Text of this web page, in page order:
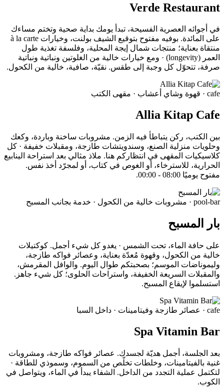
Verde Restaurant
في أجوائه العصرية الفسيحة، تبدأ يومك بداية صحية وتختم مساءك
على المائدة. بوفيه مفتوح بتوقيع الشيف بولنت، وخيارات à la carte
منتقاة بعناية؛ منتجات شمال إيجة المحلية، وفلسفة تغذية طول
العمر (longevity) · ومع خيارات خالية من الغلوتين ونباتية ونباتية
صرفة، تتحوّل كل وجبة إلى طقس. نقيّة، صافية، خالية من الكحول.
cafe · قهوة وشاي أعشاب · مقهى الكتب
Allia Kitap Cafe
بين الكتب، ركن يتباطأ فيه الزمن. مشروبات ساخنة وباردة، وكعك
وحلويات منزلية الصنع، وسندويتشات طازجة، ومقبلات خفيفة · كل
كلاسيكيات المقهى في انتظاركم هنا. ملاذ مثالي بعد استراحة الينابيع
الحرارية، للاسترخاء، أو الغوص في كتاب، أو لمجرّد أخذ نفس.
مفتوح يوميًا 08:00 - 00:00.
pool-bar · مشروبات خالية من الكحول · خدمة بجانب المسبح
بار المسبح
على حافة الماء، تحت الشمس · يغدو كل شيء أجمل. كوكتيلات
خالية من الكحول، وقهوة مُعدّة بعناية، وعصائر فواكه طازجة،
وليموناضات الموسم؛ بصحبتكم طوال اليوم. والوافل المقرمش،
والمقبلات السريعة الخفيفة، واستراحات الحلوى؛ كل شيء جاهز.
استسلموا لإيقاع المسبح.
cafe · عصائر طازجة وفيتامينات · داخل السبا
Spa Vitamin Bar
بعد الجلسة، أجمل هديّة لجسدك. عصائر فواكه طازجة، ومشروبات
غنية بالفيتامينات، وخلطات تخلّص من السموم، وسموذي للطاقة ·
لتكتمل عملية التجدد من الداخل. الشفاء يبدأ في الماء، ويتواصل في
الكوب.